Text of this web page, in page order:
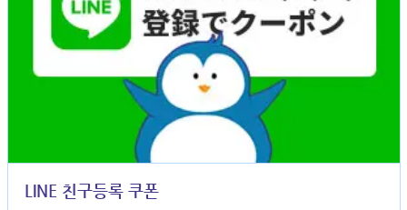
LINE 친구등록 쿠폰